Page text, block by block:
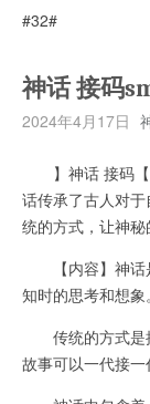
#32#
神话 接码
2024年4月17日
】神话 接码【
话传承了古人对
统的方式，让神秘
【内容】神话
知时的思考和想象。
传统的方式是
故事可以一代接一